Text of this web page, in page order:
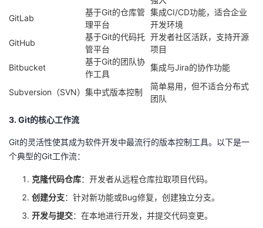
GitLab
基于Git的仓库管
理平台
集成CI/CD功能，适合企业
开发环境
GitHub
基于Git的代码托
管平台
开发者社区活跃，支持开源
项目
Bitbucket
基于Git的团队协
作工具
集成与Jira的协作功能
Subversion（SVN） 集中式版本控制
简单易用，但不适合分布式
团队
3. Git的核心工作流
Git的灵活性使其成为软件开发中最流行的版本控制工具。以下是一
个典型的Git工作流：
克隆代码仓库：开发者从远程仓库拉取项目代码。
创建分支：针对新功能或Bug修复，创建独立分支。
开发与提交：在本地进行开发，并提交代码变更。